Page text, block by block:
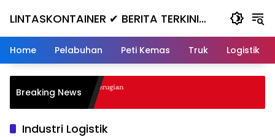
LINTASKONTAINER ✔ BERITA TERKINI
KONTAINER TERBARU HARI INI
Home Pelabuhan Peti Kemas Truk Logistik
Breaking News
Masuk ke Jurang, Kerugian
Industri Logistik